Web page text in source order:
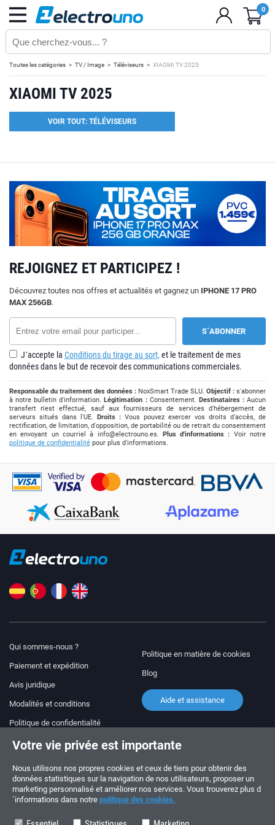
0
Toutes les catégories TV / Image Téléviseurs XIAOMI TV 2025
XIAOMI TV 2025
VOIR TOUT: TÉLÉVISEURS
REJOIGNEZ ET PARTICIPEZ !
Découvrez toutes nos offres et actualités et gagnez un IPHONE 17 PRO
MAX 256GB.
J´accepte la Conditions du tirage au sort, et le traitement de mes
données dans le but de recevoir des communications commerciales.
Responsable du traitement des données : NoxSmart Trade SLU. Objectif : s'abonner
à notre bulletin d'information.Légitimation :Consentement. Destinataires :Aucun
transfert n'est effectué, sauf aux fournisseurs de services d'hébergement de
serveurs situés dans l'UE. Droits : Vous pouvez exercer vos droits d'accès, de
rectification, de limitation, d'opposition, de portabilité ou de retrait du consentement
en envoyant un courriel à info@electrouno.es. Plus d'informations : Voir notre
politique de confidentialité pour plus d'informations.
Qui sommes-nous ?
Paiement et expédition
Avis juridique
Modalités et conditions
Politique de confidentialité
Politique en matière de cookies
Blog
Aide et assistance
COMMANDES ET QUESTIONS
+34 910 600 459
+34 622 219 640
HORAIRES D’ÉTÉ
Suivez-nous !
Votre vie privée est importante
Nous utilisons nos propres cookies et ceux de tiers pour obtenir des
données statistiques sur la navigation de nos utilisateurs, proposer un
marketing personnalisé et améliorer nos services. Vous trouverez plus d
´informations dans notre politique des cookies.